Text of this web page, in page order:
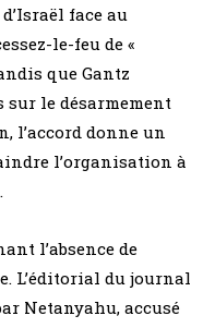
face au
le-feu de «
que Gantz
sur le désarmement
l’accord donne un
l’organisation à
l’absence de
L’éditorial du journal
Netanyahu, accusé